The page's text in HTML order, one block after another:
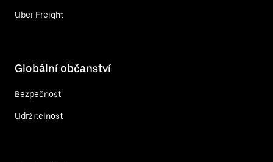
Uber Freight
Globální občanství
Bezpečnost
Udržitelnost